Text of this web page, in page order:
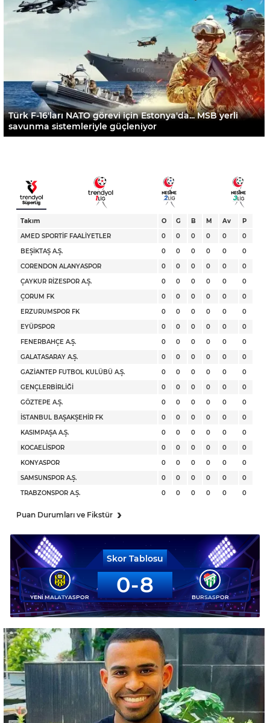
Türk F-16'ları NATO görevi için Estonya'da... MSB yerli
savunma sistemleriyle güçleniyor
Takım O G B M Av
P
AMED SPORTİF FAALİYETLER
0 0 0 0 0
0
BEŞİKTAŞ A.Ş.
0 0 0 0 0
0
CORENDON ALANYASPOR
0 0 0 0 0
0
ÇAYKUR RİZESPOR A.Ş.
0 0 0 0 0
0
ÇORUM FK
0 0 0 0 0
0
ERZURUMSPOR FK
0 0 0 0 0
0
EYÜPSPOR
0 0 0 0 0
0
FENERBAHÇE A.Ş.
0 0 0 0 0
0
GALATASARAY A.Ş.
0 0 0 0 0
0
GAZİANTEP FUTBOL KULÜBÜ A.Ş.
0 0 0 0 0
0
GENÇLERBİRLİĞİ
0 0 0 0 0
0
GÖZTEPE A.Ş.
0 0 0 0 0
0
İSTANBUL BAŞAKŞEHİR FK
0 0 0 0 0
0
KASIMPAŞA A.Ş.
0 0 0 0 0
0
KOCAELİSPOR
0 0 0 0 0
0
KONYASPOR
0 0 0 0 0
0
SAMSUNSPOR A.Ş.
0 0 0 0 0
0
TRABZONSPOR A.Ş.
0 0 0 0 0 0
Puan Durumları ve Fikstür ›
Skor Tablosu
YENİ MALATYASPOR 0 8 BURSASPOR